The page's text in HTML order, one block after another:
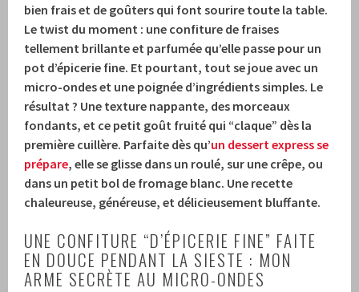
bien frais et de goûters qui font sourire toute la table.
Le twist du moment : une confiture de fraises
tellement brillante et parfumée qu’elle passe pour un
pot d’épicerie fine. Et pourtant, tout se joue avec un
micro-ondes et une poignée d’ingrédients simples. Le
résultat ? Une texture nappante, des morceaux
fondants, et ce petit goût fruité qui “claque” dès la
première cuillère. Parfaite dès qu’un dessert express se
prépare, elle se glisse dans un roulé, sur une crêpe, ou
dans un petit bol de fromage blanc. Une recette
chaleureuse, généreuse, et délicieusement bluffante.
UNE CONFITURE “D’ÉPICERIE FINE” FAITE
EN DOUCE PENDANT LA SIESTE : MON
ARME SECRÈTE AU MICRO-ONDES